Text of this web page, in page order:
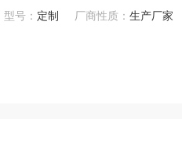
型号： 定制 厂商性质：生产厂家